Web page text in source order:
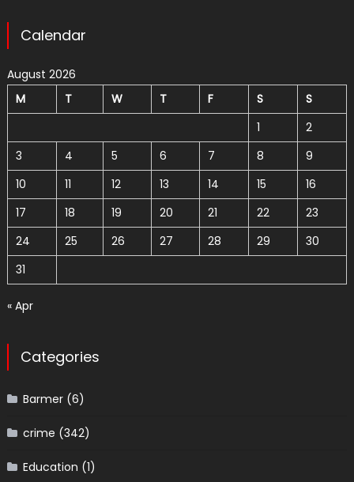
Calendar
August 2026
M
T W T F S
S
1
2
3
4 5 6 7 8
9
10
11 12 13 14 15
16
17
18 19 20 21 22
23
24
25 26 27 28 29
30
31
« Apr
Categories
Barmer(6)
crime (342)
Education (1)